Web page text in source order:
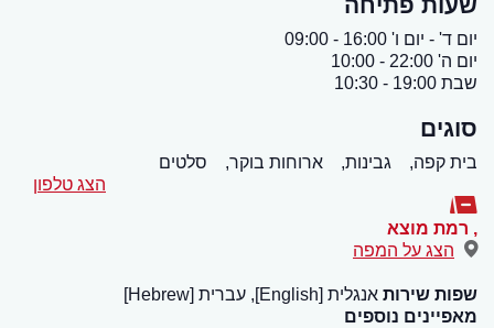
יום ד' - יום ו' 16:00 - 09:00
יום ה' 22:00 - 10:00
שבת 19:00 - 10:30
סוגים
בית קפה, גבינות, ארוחות בוקר,
סלטים
הצג טלפון
, רמת מוצא
הצג על המפה
שפות שירות אנגלית [English], עברית [Hebrew]
מאפיינים נוספים